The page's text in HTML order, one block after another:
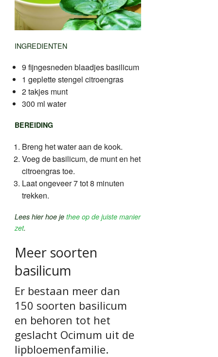
INGREDIENTEN
9 fijngesneden blaadjes basilicum
1 geplette stengel citroengras
2 takjes munt
300 ml water
BEREIDING
Breng het water aan de kook.
Voeg de basilicum, de munt en het
citroengras toe.
Laat ongeveer 7 tot 8 minuten
trekken.
Lees hier hoe je thee op de juiste manier
zet.
Meer soorten
basilicum
Er bestaan meer dan
150 soorten basilicum
en behoren tot het
geslacht Ocimum uit de
lipbloemenfamilie.